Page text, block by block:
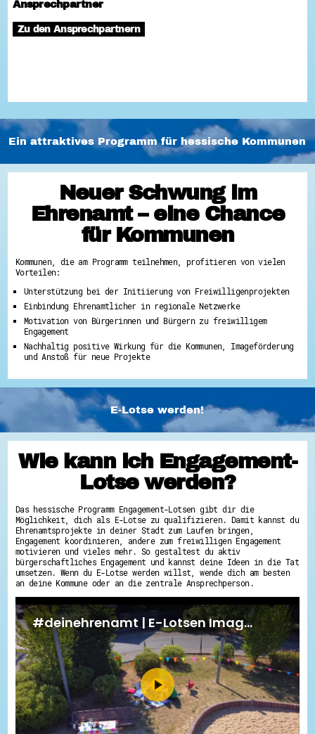
Ansprechpartner
Zu den Ansprechpartnern
Ein attraktives Programm für hessische Kommunen
Neuer Schwung im
Ehrenamt – eine Chance
für Kommunen
Kommunen, die am Programm teilnehmen, profitieren von vielen
Vorteilen:
Unterstützung bei der Initiierung von Freiwilligenprojekten
Einbindung Ehrenamtlicher in regionale Netzwerke
Motivation von Bürgerinnen und Bürgern zu freiwilligem
Engagement
Nachhaltig positive Wirkung für die Kommunen, Imageförderung
und Anstoß für neue Projekte
E-Lotse werden!
Wie kann ich Engagement-
Lotse werden?
Das hessische Programm Engagement-Lotsen gibt dir die
Möglichkeit, dich als E-Lotse zu qualifizieren. Damit kannst du
Ehrenamtsprojekte in deiner Stadt zum Laufen bringen,
Engagement koordinieren, andere zum freiwilligen Engagement
motivieren und vieles mehr. So gestaltest du aktiv
bürgerschaftliches Engagement und kannst deine Ideen in die Tat
umsetzen. Wenn du E-Lotse werden willst, wende dich am besten
an deine Kommune oder an die zentrale Ansprechperson.